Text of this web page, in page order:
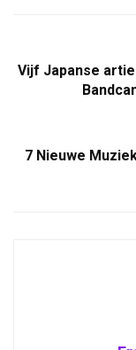
Vijf Japanse
7 Nieuwe